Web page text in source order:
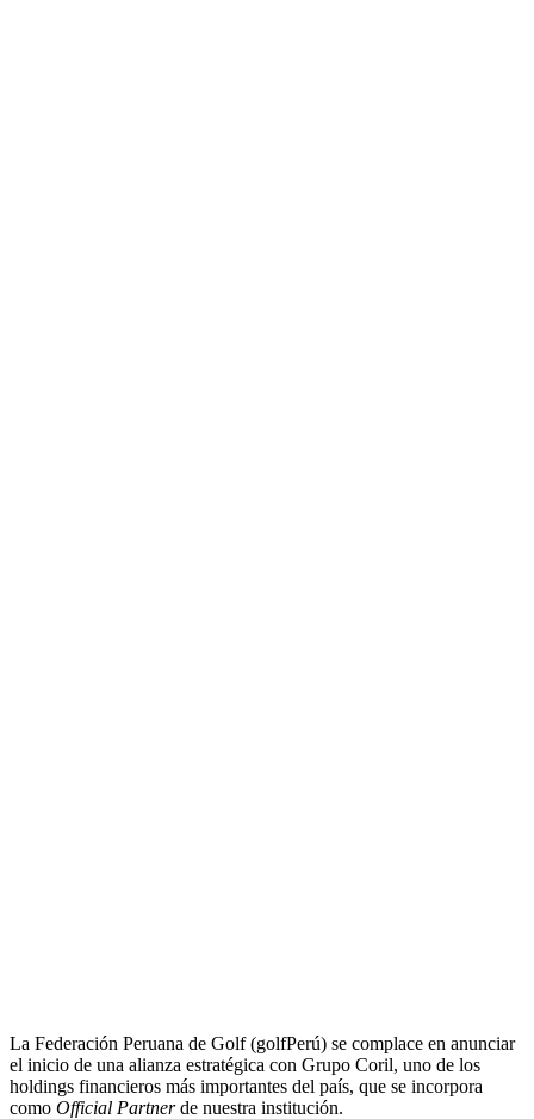
La Federación Peruana de Golf (golfPerú) se complace en anunciar
el inicio de una alianza estratégica con Grupo Coril, uno de los
holdings financieros más importantes del país, que se incorpora
como Official Partnerde nuestra institución.